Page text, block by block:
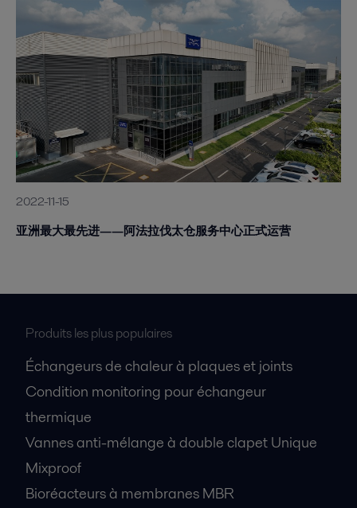
2022-11-15
亚洲最大最先进——阿法拉伐太仓服务中心正式运营
Produits les plus populaires
Échangeurs de chaleur à plaques et joints
Condition monitoring pour échangeur
thermique
Vannes anti-mélange à double clapet Unique
Mixproof
Bioréacteurs à membranes MBR